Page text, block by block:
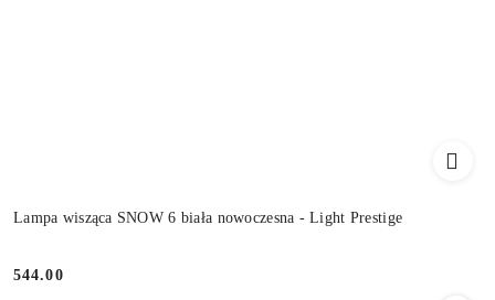
Lampa wisząca SNOW 6 biała nowoczesna - Light Prestige
Cena:
544.00